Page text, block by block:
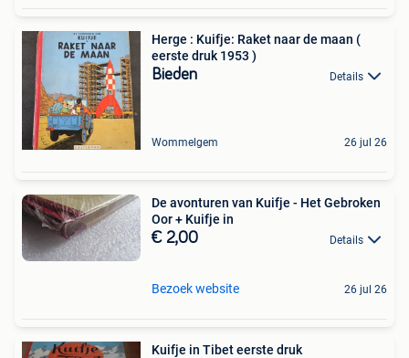
Herge : Kuifje: Raket naar de maan (
eerste druk 1953 )
Bieden Details
Wommelgem 26 jul 26
De avonturen van Kuifje - Het Gebroken
Oor + Kuifje in
€ 2,00 Details
Bezoek website 26 jul 26
Kuifje in Tibet eerste druk